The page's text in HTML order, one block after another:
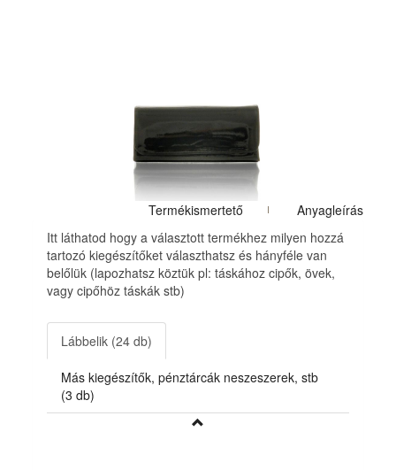
Termékismertető
Anyagleírás
Itt láthatod hogy a választott termékhez milyen hozzá
tartozó kiegészítőket választhatsz és hányféle van
belőlük (lapozhatsz köztük pl: táskához cipők, övek,
vagy cipőhöz táskák stb)
Lábbelik (24 db)
Más kiegészítők, pénztárcák neszeszerek, stb
(3 db)